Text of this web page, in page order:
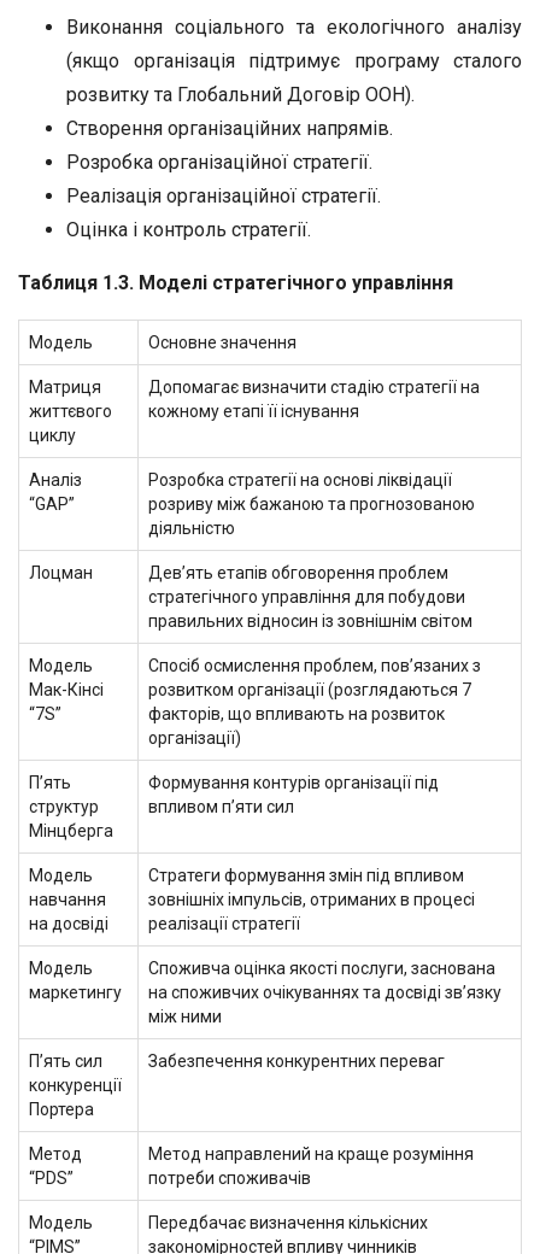
Виконання соціального та екологічного аналізу
(якщо організація підтримує програму сталого
розвитку та Глобальний Договір ООН).
Створення організаційних напрямів.
Розробка організаційної стратегії.
Реалізація організаційної стратегії.
Оцінка і контроль стратегії.
Таблиця 1.3. Моделі стратегічного управління
Модель Основне значення
Матриця
життєвого
циклу
Допомагає визначити стадію стратегії на
кожному етапі її існування
Аналіз
“GAP”
Розробка стратегії на основі ліквідації
розриву між бажаною та прогнозованою
діяльністю
Лоцман
Дев’ять етапів обговорення проблем
стратегічного управління для побудови
правильних відносин із зовнішнім світом
Модель
Мак-Кінсі
“7S”
Спосіб осмислення проблем, пов’язаних з
розвитком організації (розглядаються 7
факторів, що впливають на розвиток
організації)
П’ять
структур
Мінцберга
Формування контурів організації під
впливом п’яти сил
Модель
навчання
на досвіді
Стратеги формування змін під впливом
зовнішніх імпульсів, отриманих в процесі
реалізації стратегії
Модель
маркетингу
Споживча оцінка якості послуги, заснована
на споживчих очікуваннях та досвіді зв’язку
між ними
П’ять сил
конкуренції
Портера
Забезпечення конкурентних переваг
Метод
“PDS”
Метод направлений на краще розуміння
потреби споживачів
Модель
“PIMS”
Передбачає визначення кількісних
закономірностей впливу чинників